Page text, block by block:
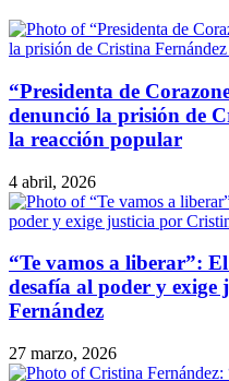
“Presidenta de
denunció la prisión de
la reacción popular
4 abril, 2026
“Te vamos a liberar”:
desafía al poder y
Fernández
27 marzo, 2026